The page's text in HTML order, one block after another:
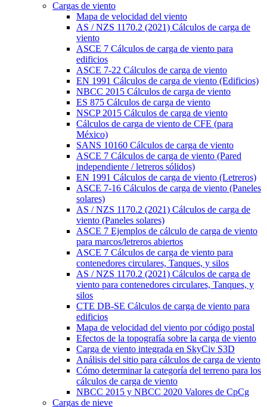
Cargas de viento
Mapa de velocidad del viento
AS / NZS 1170.2 (2021) Cálculos de carga de
viento
ASCE 7 Cálculos de carga de viento para
edificios
ASCE 7-22 Cálculos de carga de viento
EN 1991 Cálculos de carga de viento (Edificios)
NBCC 2015 Cálculos de carga de viento
ES 875 Cálculos de carga de viento
NSCP 2015 Cálculos de carga de viento
Cálculos de carga de viento de CFE (para
México)
SANS 10160 Cálculos de carga de viento
ASCE 7 Cálculos de carga de viento (Pared
independiente / letreros sólidos)
EN 1991 Cálculos de carga de viento (Letreros)
ASCE 7-16 Cálculos de carga de viento (Paneles
solares)
AS / NZS 1170.2 (2021) Cálculos de carga de
viento (Paneles solares)
ASCE 7 Ejemplos de cálculo de carga de viento
para marcos/letreros abiertos
ASCE 7 Cálculos de carga de viento para
contenedores circulares, Tanques, y silos
AS / NZS 1170.2 (2021) Cálculos de carga de
viento para contenedores circulares, Tanques, y
silos
CTE DB-SE Cálculos de carga de viento para
edificios
Mapa de velocidad del viento por código postal
Efectos de la topografía sobre la carga de viento
Carga de viento integrada en SkyCiv S3D
Análisis del sitio para cálculos de carga de viento
Cómo determinar la categoría del terreno para los
cálculos de carga de viento
NBCC 2015 y NBCC 2020 Valores de CpCg
Cargas de nieve